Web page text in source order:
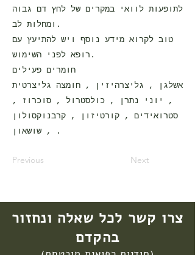
לתופעות לוואי במקרים של לחץ דם גבוה
ומחלות לב.
טוב לקרוא מידע נוסף ויש להתיעץ עם
רופא לפני השימוש.
חומרים פעילים
אשלגן , גליצרהיזין , חומצה גליצרטית
, יוני נתרן , כולסטרול , סוכרוז ,
סטרואידים , קורטיזון , קרבנוקסולון
, שושאון .
Previous Next
צרו קשר לכל שאלה ונחזור
בהקדם